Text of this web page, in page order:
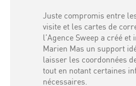
Juste compromis entre
visite et les cartes de
l’Agence Sweep a créé
Marien Mas un support
laisser les coordonnées
tout en notant certaines
nécessaires.